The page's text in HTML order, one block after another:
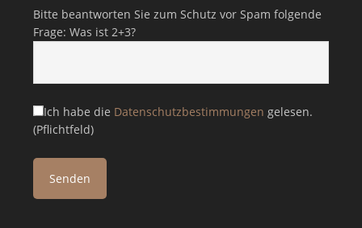
Bitte lasse dieses Feld leer.
Bitte beantworten Sie zum Schutz vor Spam folgende
Frage: Was ist 2+3?
Ich habe die Datenschutzbestimmungen gelesen.
(Pflichtfeld)